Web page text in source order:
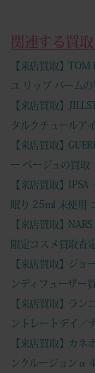
関連する買
【来店買取】
ユ リップ バームの
【来店買取】
タルクチュールア
【来店買取】
ー ベージュの買取
【来店買取】
眠り 25ml 未使用
【来店買取】
限定コスメ買取査
【来店買取】ジョ
ンディフューザー
【来店買取】ラン
ントレートデイ／
【来店買取】カネ
ンクルージョンα